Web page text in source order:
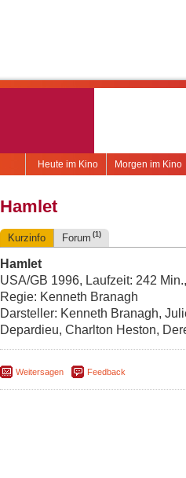
Morgen im Kino
Heute im Kino
Hamlet
Kurzinfo Forum (1)
Hamlet
USA/GB 1996, Laufzeit: 242
Regie: Kenneth Branagh
Darsteller: Kenneth Branagh,
Depardieu, Charlton Heston,
Weitersagen Feedback